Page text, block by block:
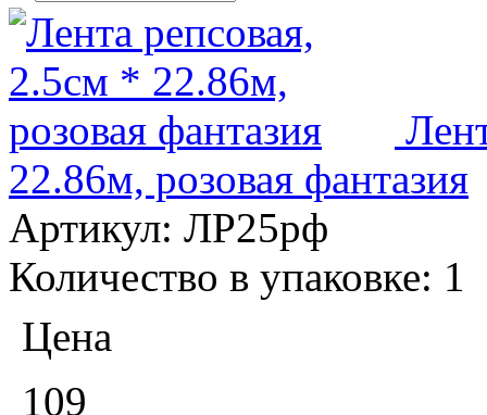
22.86м, розовая фантазия
Артикул: ЛР25рф
Количество в упаковке: 1
Цена
109